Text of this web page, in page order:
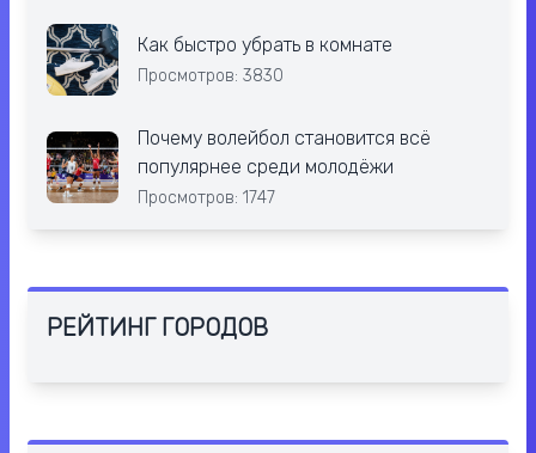
Как быстро убрать в комнате
Просмотров: 3830
Почему волейбол становится всё
популярнее среди молодёжи
Просмотров: 1747
РЕЙТИНГ ГОРОДОВ